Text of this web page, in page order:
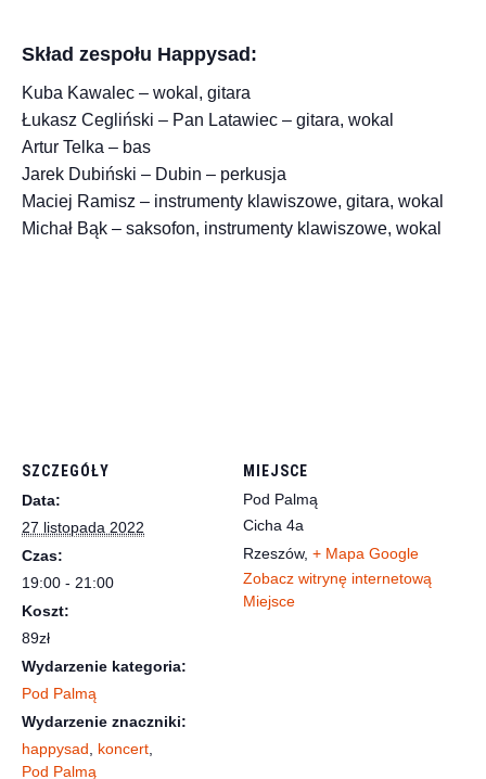
Skład zespołu Happysad:
Kuba Kawalec – wokal, gitara
Łukasz Cegliński – Pan Latawiec – gitara, wokal
Artur Telka – bas
Jarek Dubiński – Dubin – perkusja
Maciej Ramisz – instrumenty klawiszowe, gitara, wokal
Michał Bąk – saksofon, instrumenty klawiszowe, wokal
SZCZEGÓŁY
Data:
27 listopada 2022
Czas:
19:00 - 21:00
Koszt:
89zł
Wydarzenie kategoria:
Pod Palmą
Wydarzenie znaczniki:
happysad
koncert
Pod Palmą
MIEJSCE
Pod Palmą
Cicha 4a
Rzeszów, + Mapa Google
Zobacz witrynę internetową
Miejsce